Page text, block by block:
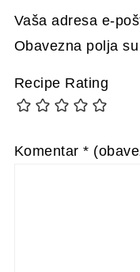
Vaša adresa e-
Obavezna polja
Recipe Rating
Komentar*